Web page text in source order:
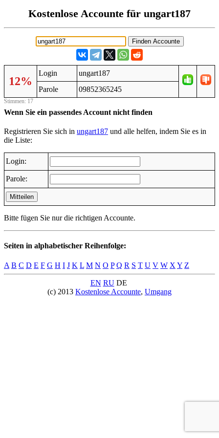
Kostenlose Accounte für ungart187
12%
Login
ungart187
Parole
09852365245
Stimmen: 17
Wenn Sie ein passendes Account nicht finden
Registrieren Sie sich in ungart187 und alle helfen, indem Sie es in
die Liste:
Login:
Parole:
Mitteilen
Bitte fügen Sie nur die richtigen Accounte.
Seiten in alphabetischer Reihenfolge:
A B C D E F G H I J K L M N O P Q R S T U V W X Y Z
EN RUDE
(c) 2013 Kostenlose Accounte, Umgang